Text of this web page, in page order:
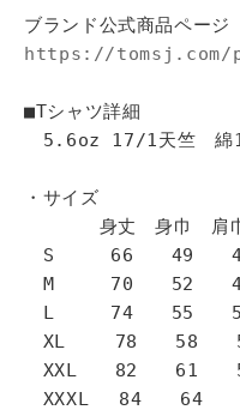
ブランド公式商品ページ
https://tomsj.com/
■Tシャツ詳細
5.6oz 17/1天竺 綿
・サイズ
身丈 身巾 肩巾
S 66 49
M 70 52
L 74 55
XL 78 58
XXL 82 61
XXXL 84 64